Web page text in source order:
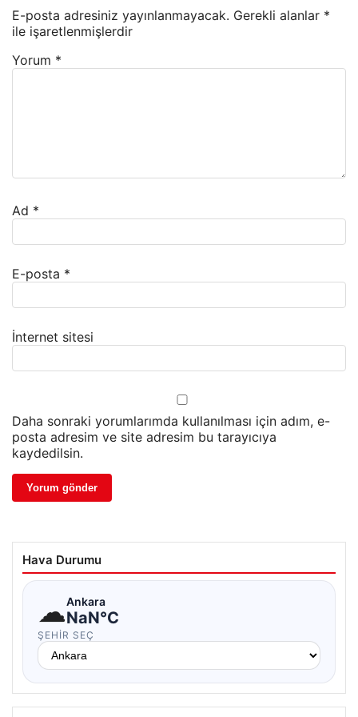
E-posta adresiniz yayınlanmayacak. Gerekli alanlar *
ile işaretlenmişlerdir
Yorum *
Ad *
E-posta *
İnternet sitesi
Daha sonraki yorumlarımda kullanılması için adım, e-
posta adresim ve site adresim bu tarayıcıya
kaydedilsin.
Hava Durumu
☁Ankara
NaN°C
ŞEHIR SEÇ